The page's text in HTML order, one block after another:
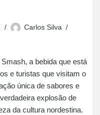
Carlos Silva
a bebida que está
e turistas que visitam o
única de sabores e
explosão de
da cultura nordestina.